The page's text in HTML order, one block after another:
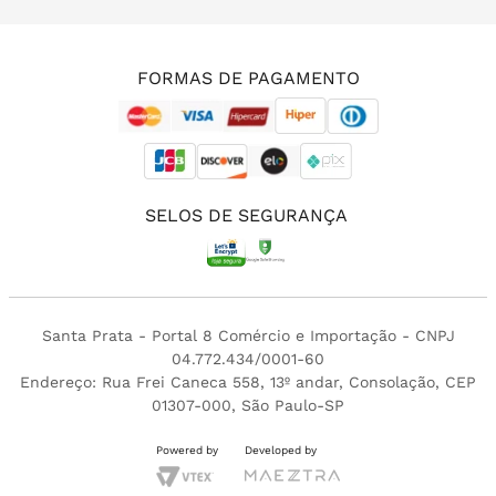
FORMAS DE PAGAMENTO
SELOS DE SEGURANÇA
Santa Prata - Portal 8 Comércio e Importação - CNPJ
04.772.434/0001-60
Endereço: Rua Frei Caneca 558, 13º andar, Consolação, CEP
01307-000, São Paulo-SP
Powered by Developed by